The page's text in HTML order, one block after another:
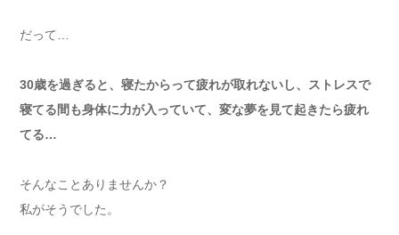
だって…
30歳を過ぎると、寝たからって疲れが取れないし、ストレスで
寝てる間も身体に力が入っていて、変な夢を見て起きたら疲れ
てる…
そんなことありませんか？
私がそうでした。